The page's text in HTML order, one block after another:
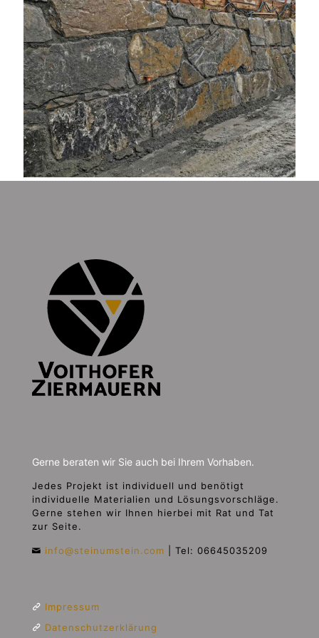
Gerne beraten wir Sie auch bei Ihrem Vorhaben.
Jedes Projekt ist individuell und benötigt
individuelle Materialien und Lösungsvorschläge.
Gerne stehen wir Ihnen hierbei mit Rat und Tat
zur Seite.
info@steinumstein.com Tel: 06645035209
Impressum
Datenschutzerklärung